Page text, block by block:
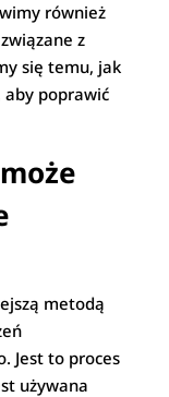
również
z
się temu, jak
aby poprawić
metodą
Jest to proces
używana